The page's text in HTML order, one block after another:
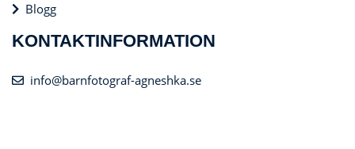
Blogg
KONTAKTINFORMATION
info@barnfotograf-agneshka.se